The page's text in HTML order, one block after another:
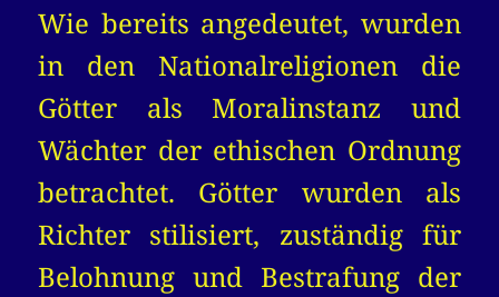
Wie bereits angedeutet, wurden
in den Nationalreligionen die
Götter als Moralinstanz und
Wächter der ethischen Ordnung
betrachtet. Götter wurden als
Richter stilisiert, zuständig für
Belohnung und Bestrafung der